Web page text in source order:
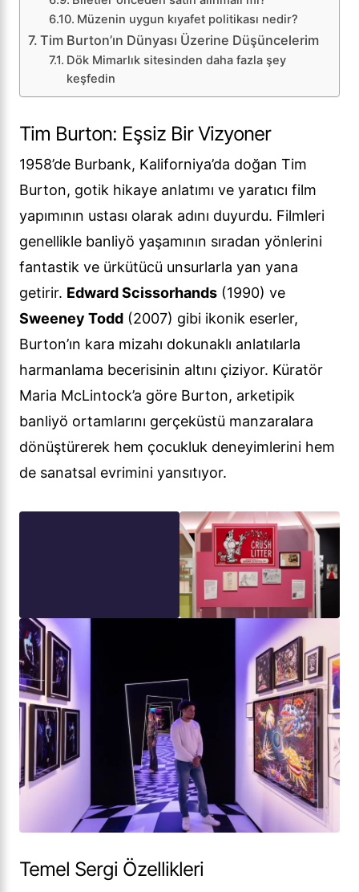
Müzenin uygun kıyafet politikası nedir?
Tim Burton’ın Dünyası Üzerine Düşüncelerim
Dök Mimarlık sitesinden daha fazla şey
keşfedin
Tim Burton: Eşsiz Bir Vizyoner
1958’de Burbank, Kaliforniya’da doğan Tim
Burton, gotik hikaye anlatımı ve yaratıcı film
yapımının ustası olarak adını duyurdu. Filmleri
genellikle banliyö yaşamının sıradan yönlerini
fantastik ve ürkütücü unsurlarla yan yana
getirir. Edward Scissorhands (1990) ve
Sweeney Todd (2007) gibi ikonik eserler,
Burton’ın kara mizahı dokunaklı anlatılarla
harmanlama becerisinin altını çiziyor. Küratör
Maria McLintock’a göre Burton, arketipik
banliyö ortamlarını gerçeküstü manzaralara
dönüştürerek hem çocukluk deneyimlerini hem
de sanatsal evrimini yansıtıyor.
Temel Sergi Özellikleri